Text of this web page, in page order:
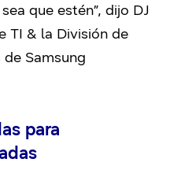
que estén”, dijo DJ
TI & la División de
Samsung
para